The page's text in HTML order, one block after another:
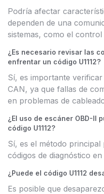
Podría afectar
dependen de una
sistemas, como el control
¿Es necesario revisar las
enfrentar un código U1112?
Sí, es importante
CAN, ya que fallas de
en problemas de
¿El uso de escáner OBD-II
código U1112?
Sí, es el método
códigos de diagnóstico
¿Puede el código U1112
Es posible que